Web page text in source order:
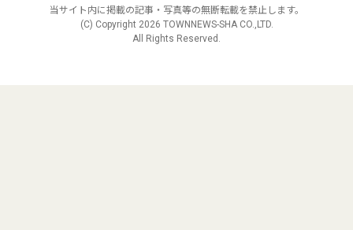
当サイト内に掲載の記事・写真等の無断転載を禁止します。
(C) Copyright 2026 TOWNNEWS-SHA CO.,LTD.
All Rights Reserved.